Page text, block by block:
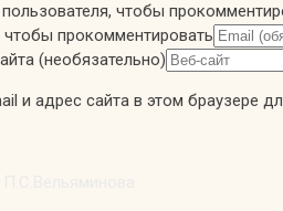
чтобы
прокомментировать
(необязательно)
и адрес сайта в этом браузере